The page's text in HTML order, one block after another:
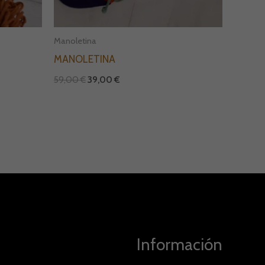
Manoletina
MANOLETINA
59,00€39,00 €
Información